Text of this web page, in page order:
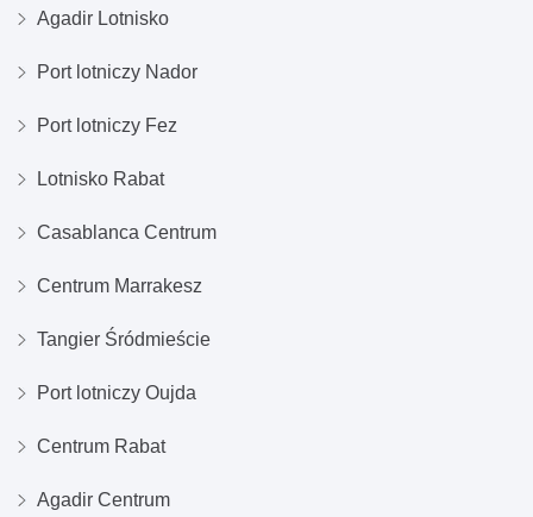
Agadir Lotnisko
Port lotniczy Nador
Port lotniczy Fez
Lotnisko Rabat
Casablanca Centrum
Centrum Marrakesz
Tangier Śródmieście
Port lotniczy Oujda
Centrum Rabat
Agadir Centrum